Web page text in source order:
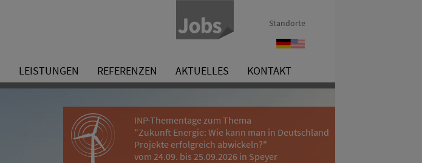
Standorte
LEISTUNGEN REFERENZEN AKTUELLES KONTAKT
Arbeiten
INP
International
Working
International
INP-Thementage zum Thema
"Zukunft Energie: Wie kann man in Deutschland
Projekte erfolgreich abwickeln?"
vom 24.09. bis 25.09.2026 in Speyer